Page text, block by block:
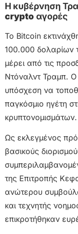
Η κυβέρνηση
crypto αγορές
Το Bitcoin
100.000 δολαρίων
μέρει από τις
Ντόναλντ Τραμπ. Ο
υπόσχεση να
παγκόσμιο ηγέτη
κρυπτονομισμάτων.
Ως εκλεγμένος
βασικούς
της Επιτροπής
ανώτερου
και τεχνητής
επικροτήθηκαν